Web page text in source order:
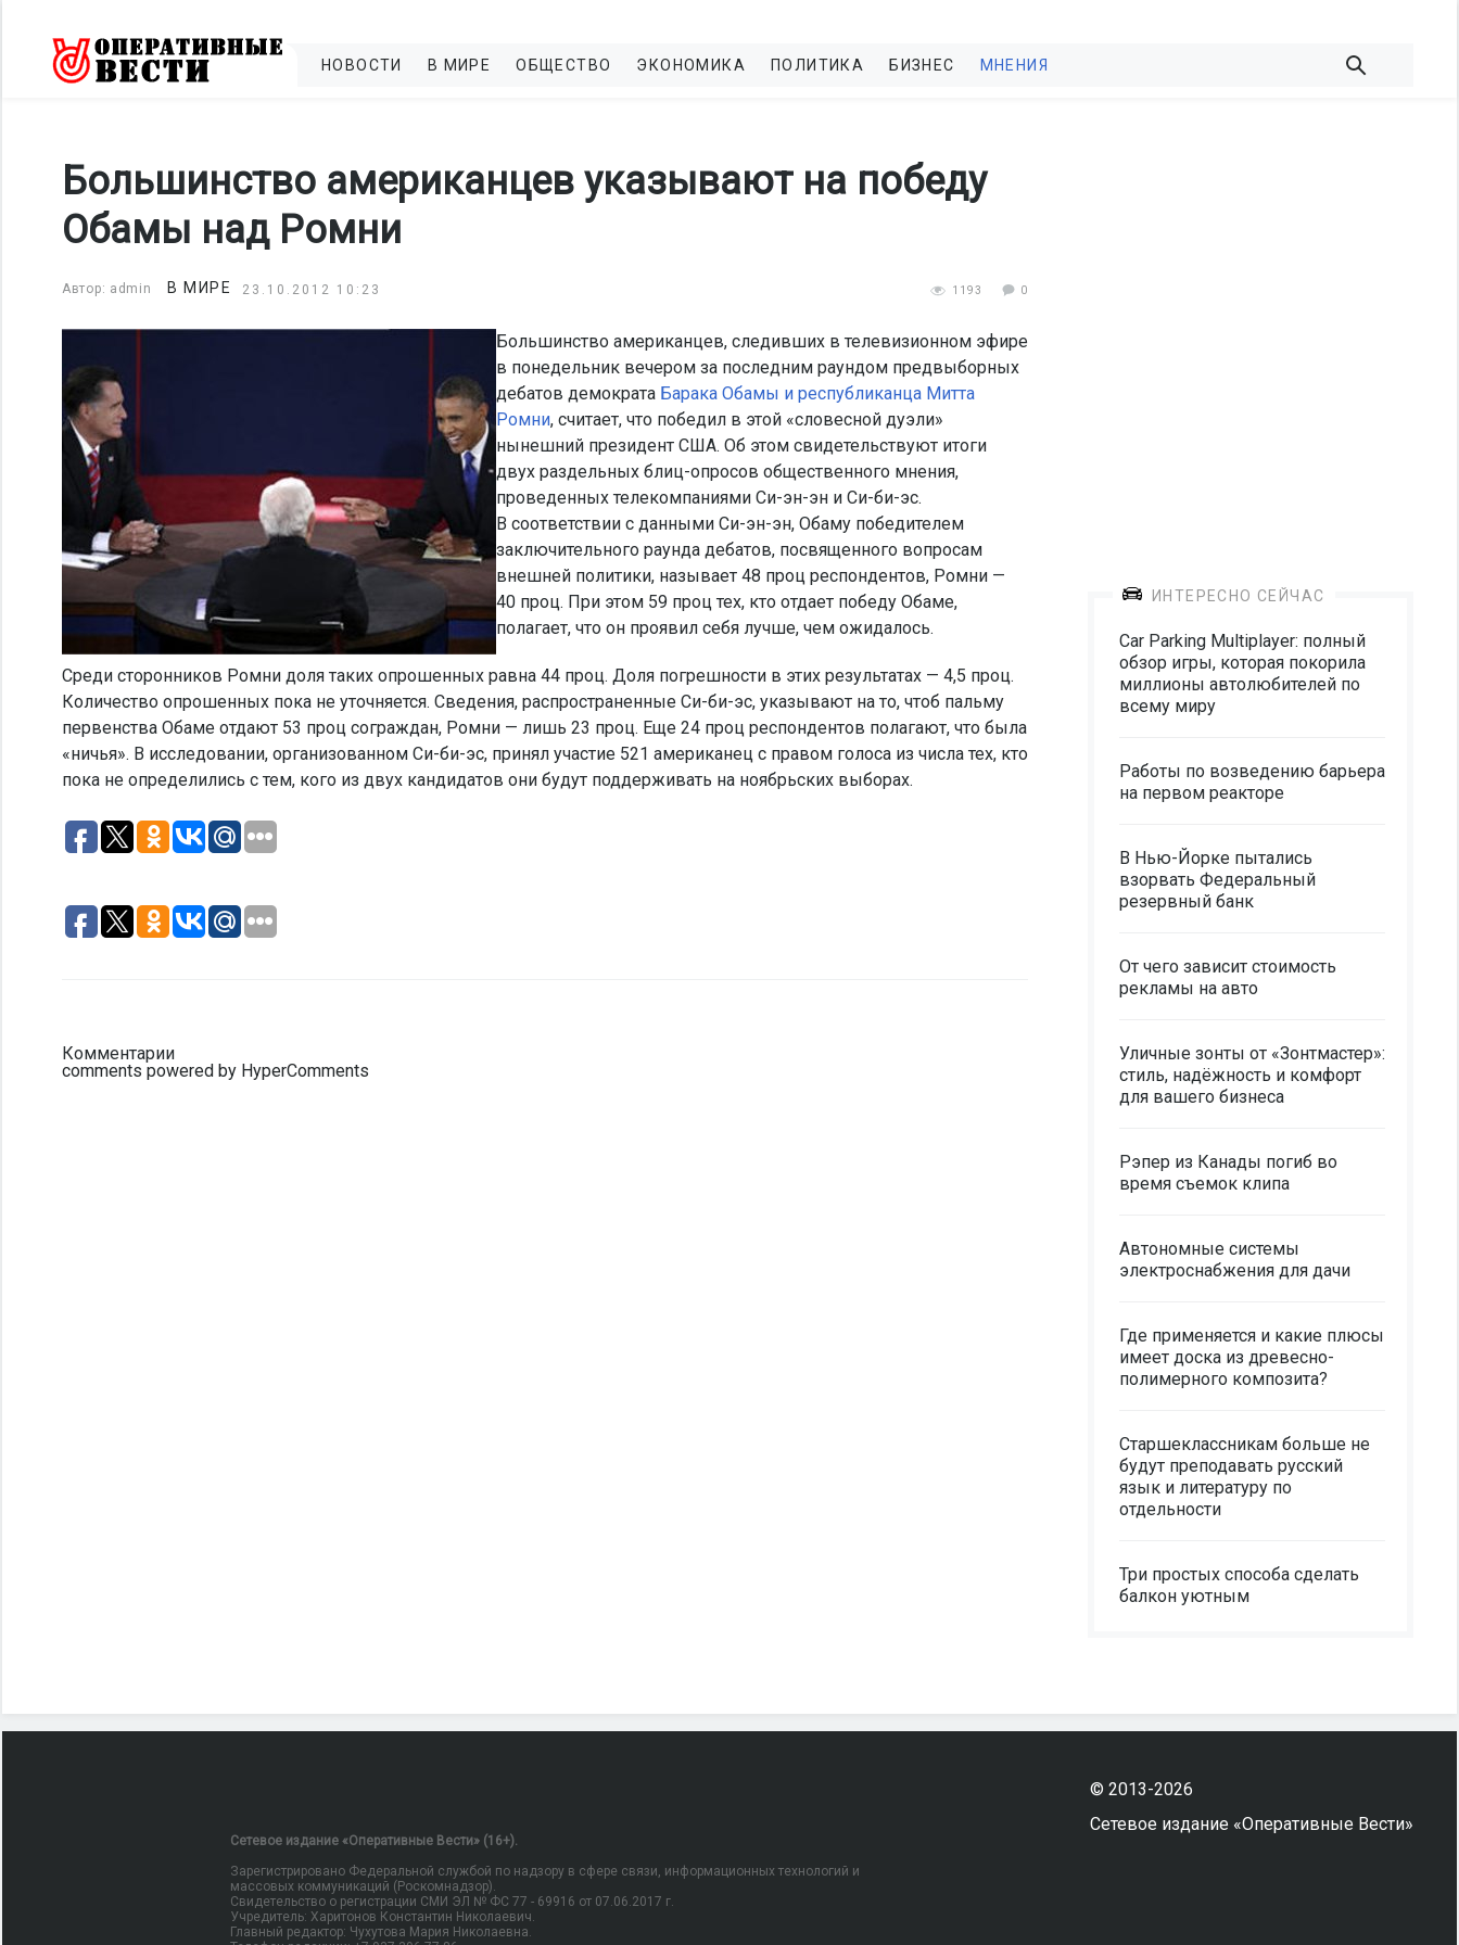
НОВОСТИ В МИРЕ ОБЩЕСТВО ЭКОНОМИКА ПОЛИТИКА БИЗНЕС МНЕНИЯ
Большинство американцев указывают на победу
Обамы над Ромни
Автор: admin В МИРЕ 23.10.2012 10:23 1193 0
Большинство американцев, следивших в телевизионном эфире
в понедельник вечером за последним раундом предвыборных
дебатов демократа Барака Обамы и республиканца Митта
Ромни, считает, что победил в этой «словесной дуэли»
нынешний президент США. Об этом свидетельствуют итоги
двух раздельных блиц-опросов общественного мнения,
проведенных телекомпаниями Си-эн-эн и Си-би-эс.
В соответствии с данными Си-эн-эн, Обаму победителем
заключительного раунда дебатов, посвященного вопросам
внешней политики, называет 48 проц респондентов, Ромни —
40 проц. При этом 59 проц тех, кто отдает победу Обаме,
полагает, что он проявил себя лучше, чем ожидалось.
Среди сторонников Ромни доля таких опрошенных равна 44 проц. Доля погрешности в этих результатах — 4,5 проц.
Количество опрошенных пока не уточняется. Сведения, распространенные Си-би-эс, указывают на то, чтоб пальму
первенства Обаме отдают 53 проц сограждан, Ромни — лишь 23 проц. Еще 24 проц респондентов полагают, что была
«ничья». В исследовании, организованном Си-би-эс, принял участие 521 американец с правом голоса из числа тех, кто
пока не определились с тем, кого из двух кандидатов они будут поддерживать на ноябрьских выборах.
Комментарии
comments powered by HyperComments
ИНТЕРЕСНО СЕЙЧАС
Car Parking Multiplayer: полный
обзор игры, которая покорила
миллионы автолюбителей по
всему миру
Работы по возведению барьера
на первом реакторе
В Нью-Йорке пытались
взорвать Федеральный
резервный банк
От чего зависит стоимость
рекламы на авто
Уличные зонты от «Зонтмастер»:
стиль, надёжность и комфорт
для вашего бизнеса
Рэпер из Канады погиб во
время съемок клипа
Автономные системы
электроснабжения для дачи
Где применяется и какие плюсы
имеет доска из древесно-
полимерного композита?
Старшеклассникам больше не
будут преподавать русский
язык и литературу по
отдельности
Три простых способа сделать
балкон уютным
Сетевое издание «Оперативные Вести» (16+).
Зарегистрировано Федеральной службой по надзору в сфере связи, информационных технологий и
массовых коммуникаций (Роскомнадзор).
Свидетельство о регистрации СМИ ЭЛ № ФС 77 - 69916 от 07.06.2017 г.
Учредитель: Харитонов Константин Николаевич.
Главный редактор: Чухутова Мария Николаевна.
© 2013-2026
Сетевое издание «Оперативные Вести»